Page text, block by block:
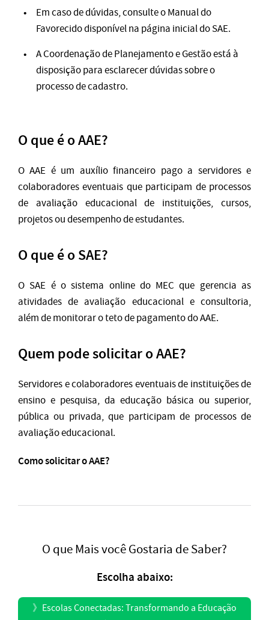
Em caso de dúvidas, consulte o Manual do
Favorecido disponível na página inicial do SAE.
A Coordenação de Planejamento e Gestão está à
disposição para esclarecer dúvidas sobre o
processo de cadastro.
O que é o AAE?
O AAE é um auxílio financeiro pago a servidores e
colaboradores eventuais que participam de processos
de avaliação educacional de instituições, cursos,
projetos ou desempenho de estudantes.
O que é o SAE?
O SAE é o sistema online do MEC que gerencia as
atividades de avaliação educacional e consultoria,
além de monitorar o teto de pagamento do AAE.
Quem pode solicitar o AAE?
Servidores e colaboradores eventuais de instituições de
ensino e pesquisa, da educação básica ou superior,
pública ou privada, que participam de processos de
avaliação educacional.
Como solicitar o AAE?
O que Mais você Gostaria de Saber?
Escolha abaixo:
》 Escolas Conectadas: Transformando a Educação